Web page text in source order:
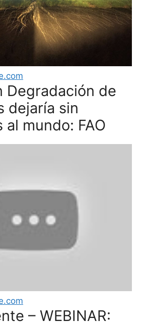
Degradación de
dejaría sin
al mundo: FAO
– WEBINAR: